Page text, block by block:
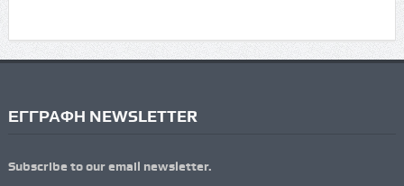
ΕΓΓΡΑΦΗ NEWSLETTER
Subscribe to our email newsletter.